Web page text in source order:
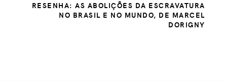
RESENHA: AS ABOLIÇÕES DA ESCRAVATURA
NO BRASIL E NO MUNDO, DE MARCEL
DORIGNY